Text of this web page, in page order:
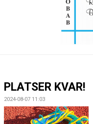
TRÄNINGSKALENDER
TÄVLINGSKALENDERN
PLATSER KVAR!
2024-08-07 11:03